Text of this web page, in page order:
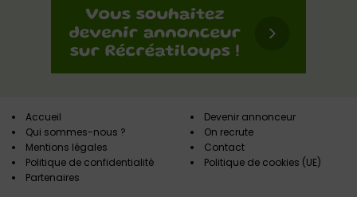
Accueil
Qui sommes-nous ?
Mentions légales
Politique de confidentialité
Partenaires
Devenir annonceur
On recrute
Contact
Politique de cookies (UE)